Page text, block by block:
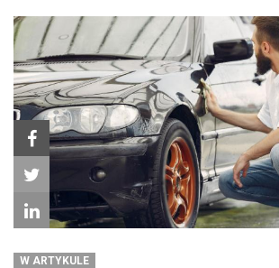
W ARTYKULE